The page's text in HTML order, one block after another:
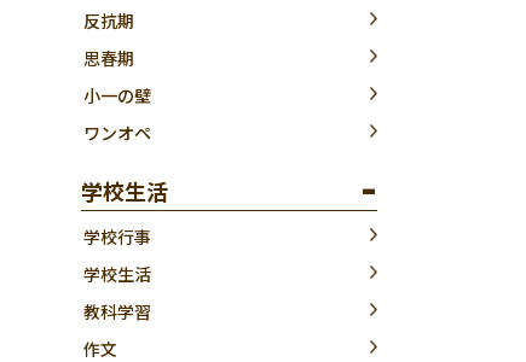
反抗期
思春期
小一の壁
ワンオペ
学校生活
学校行事
学校生活
教科学習
作文